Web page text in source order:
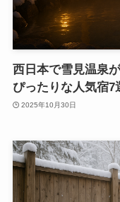
西日本で雪見温泉
ぴったりな人気宿7
2025年10月30日